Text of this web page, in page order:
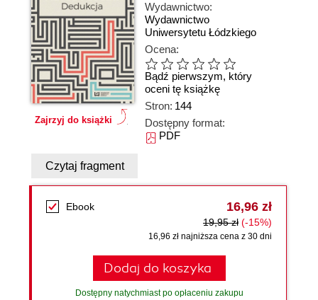
Zajrzyj do książki
Wydawnictwo:
Wydawnictwo
Uniwersytetu Łódzkiego
Ocena:
Bądź pierwszym, który
oceni tę książkę
Stron: 144
Dostępny format:
PDF
Czytaj fragment
Ebook 16,96 zł
19,95 zł (-15%)
16,96 zł najniższa cena z 30 dni
Dodaj do koszyka
Dostępny natychmiast po opłaceniu zakupu